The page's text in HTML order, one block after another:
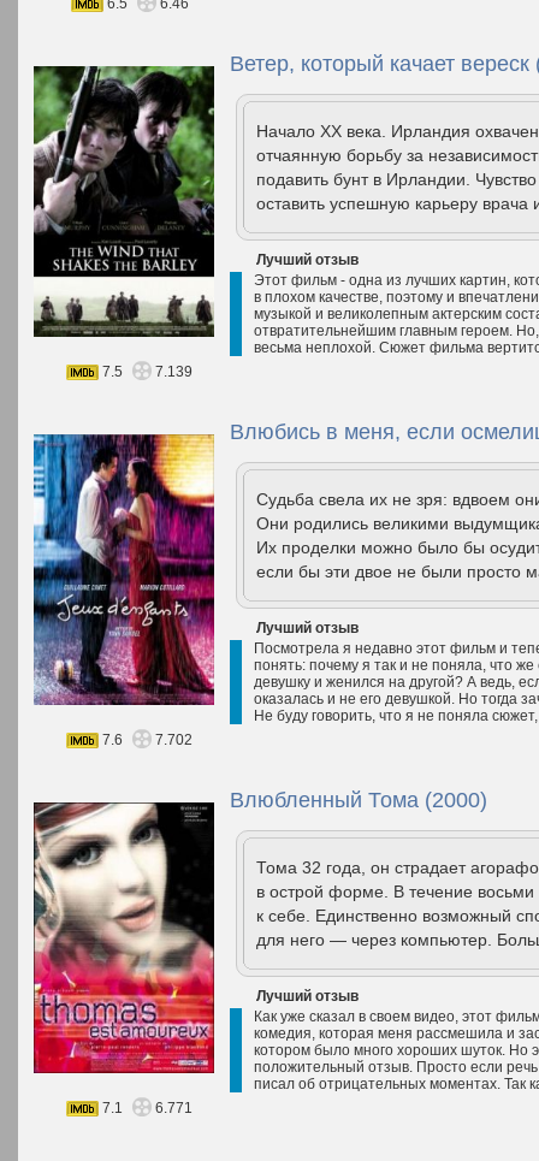
Ветер, который качает вереск
Начало XX века. Ирландия
отчаянную борьбу за
подавить бунт в Ирландии.
оставить успешную карьеру
Лучший отзыв
Этот фильм - одна из лучших картин,
в плохом качестве, поэтому и
музыкой и великолепным актерским
отвратительнейшим главным героем.
весьма неплохой. Сюжет фильма
7.5
7.139
Влюбись в меня, если
Судьба свела их не зря: вдвоем
Они родились великими
Их проделки можно было бы
если бы эти двое не были просто
Лучший отзыв
Посмотрела я недавно этот фильм и
понять: почему я так и не поняла, что
девушку и женился на другой? А ведь,
оказалась и не его девушкой. Но тогда
Не буду говорить, что я не поняла
7.6
7.702
Влюбленный Тома (2000)
Тома 32 года, он страдает
в острой форме. В течение
к себе. Единственно возможный
для него — через компьютер.
Лучший отзыв
Как уже сказал в своем видео, этот
комедия, которая меня рассмешила и
котором было много хороших шуток. Но
положительный отзыв. Просто если
писал об отрицательных моментах. Так
7.1
6.771